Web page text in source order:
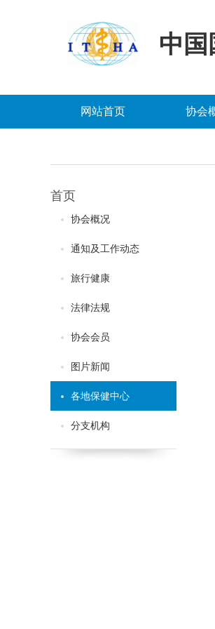
中
网站首页 协会
首页
协会概况
通知及工作动态
旅行健康
法律法规
协会会员
图片新闻
各地保健中心
分支机构